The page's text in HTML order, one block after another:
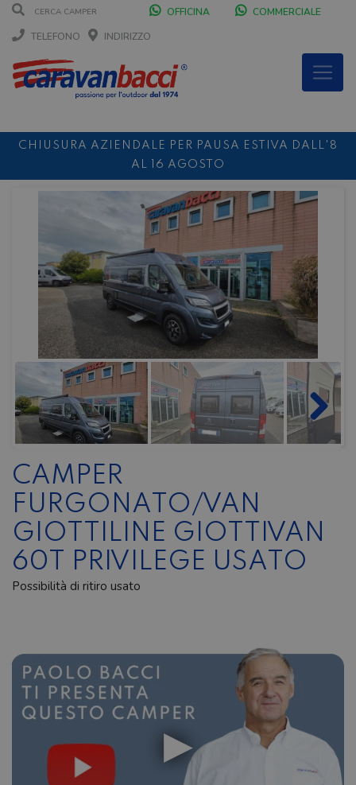
OFFICINA
COMMERCIALE
TELEFONO
INDIRIZZO
CHIUSURA AZIENDALE PER PAUSA ESTIVA DALL'8
AL 16 AGOSTO
DURANTE IL MESE DI AGOSTO SIAMO CHIUSI IL
SABATO POMERIGGIO
NOLEGGIO ENTRO IL 31.08
NOLEGGI DI SETTEMBRE
CAMPER
FURGONATO/VAN
GIOTTILINE GIOTTIVAN
60T PRIVILEGE USATO
Possibilità di ritiro usato